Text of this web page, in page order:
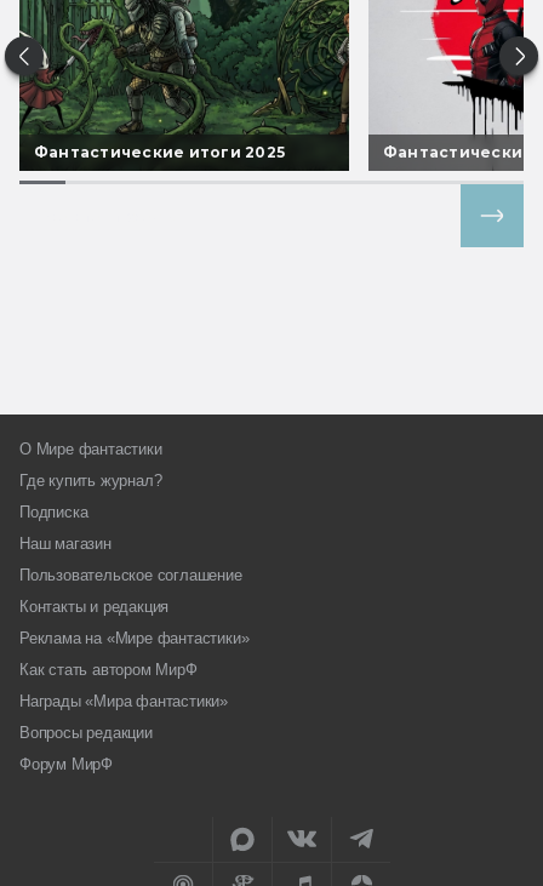
Фантастические итоги 2025 Фантастические
О Мире фантастики
Где купить журнал?
Подписка
Наш магазин
Пользовательское соглашение
Контакты и редакция
Реклама на «Мире фантастики»
Как стать автором МирФ
Награды «Мира фантастики»
Вопросы редакции
Форум МирФ